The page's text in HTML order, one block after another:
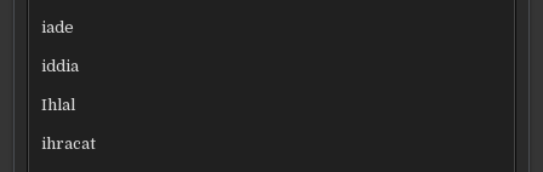
iade
iddia
Ihlal
ihracat